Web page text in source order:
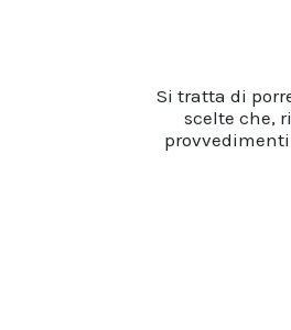
Si tratta di
scelte che,